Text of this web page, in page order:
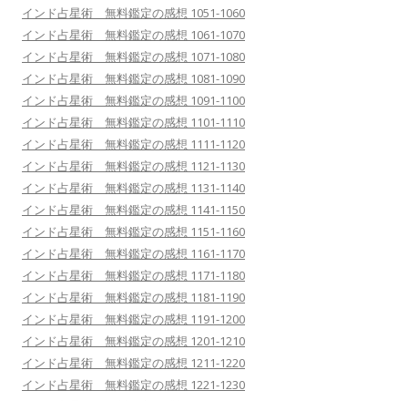
インド占星術 無料鑑定の感想 1051-1060
インド占星術 無料鑑定の感想 1061-1070
インド占星術 無料鑑定の感想 1071-1080
インド占星術 無料鑑定の感想 1081-1090
インド占星術 無料鑑定の感想 1091-1100
インド占星術 無料鑑定の感想 1101-1110
インド占星術 無料鑑定の感想 1111-1120
インド占星術 無料鑑定の感想 1121-1130
インド占星術 無料鑑定の感想 1131-1140
インド占星術 無料鑑定の感想 1141-1150
インド占星術 無料鑑定の感想 1151-1160
インド占星術 無料鑑定の感想 1161-1170
インド占星術 無料鑑定の感想 1171-1180
インド占星術 無料鑑定の感想 1181-1190
インド占星術 無料鑑定の感想 1191-1200
インド占星術 無料鑑定の感想 1201-1210
インド占星術 無料鑑定の感想 1211-1220
インド占星術 無料鑑定の感想 1221-1230